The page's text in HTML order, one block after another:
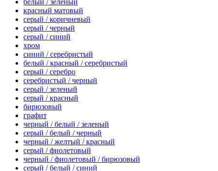
белый / зеленый
красный матовый
серый / коричневый
серый / черный
серый / синий
хром
синий / серебристый
белый / красный / серебристый
серый / серебро
серебристый / черный
серый / зеленый
серый / красный
бирюзовый
графит
черный / белый / зеленый
серый / белый / черный
черный / желтый / красный
серый / фиолетовый
черный / фиолетовый / бирюзовый
серый / белый / синий